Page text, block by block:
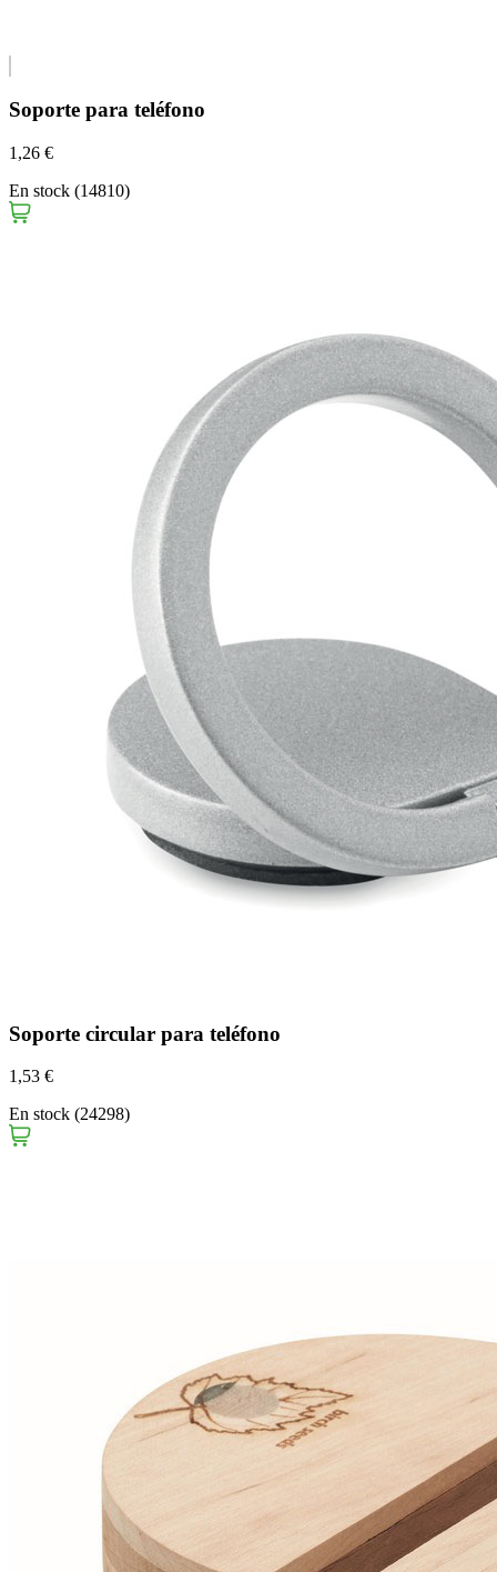
Soporte para teléfono
1,26 €
En stock (14810)
Soporte circular para teléfono
1,53 €
En stock (24298)